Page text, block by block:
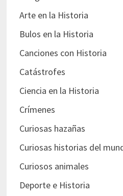
Arte en la Historia
Bulos en la Historia
Canciones con Historia
Catástrofes
Ciencia en la Historia
Crímenes
Curiosas hazañas
Curiosas historias del
Curiosos animales
Deporte e Historia